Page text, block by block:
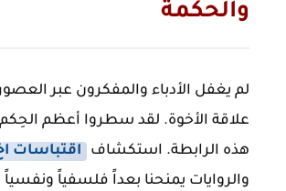
والحكمة
لم يغفل الأدباء والمفكرون عبر
علاقة الأخوة. لقد سطروا أعظم
هذه الرابطة. استكشاف
اقتباسات
والروايات يمنحنا بعداً فلسفياً